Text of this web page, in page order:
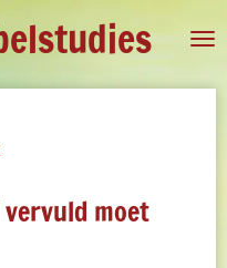
moet